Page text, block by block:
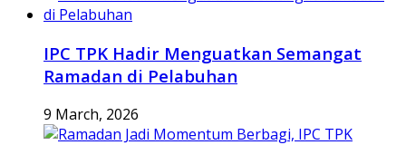
IPC TPK Hadir Menguatkan Semangat
Ramadan di Pelabuhan
9 March, 2026